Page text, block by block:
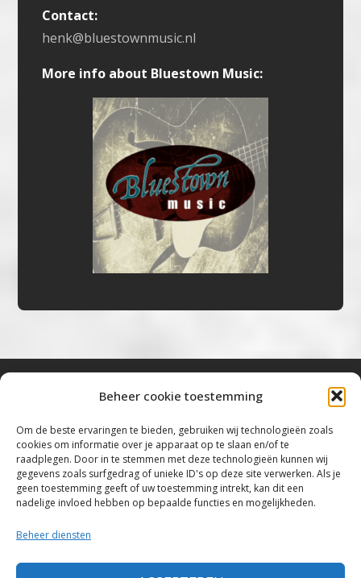
Beheer cookie toestemming
Om de beste ervaringen te bieden, gebruiken wij technologieën zoals
cookies om informatie over je apparaat op te slaan en/of te
raadplegen. Door in te stemmen met deze technologieën kunnen wij
gegevens zoals surfgedrag of unieke ID's op deze site verwerken. Als je
geen toestemming geeft of uw toestemming intrekt, kan dit een
nadelige invloed hebben op bepaalde functies en mogelijkheden.
Beheer diensten
Contact:
henk@bluestownmusic.nl
More info about Bluestown Music:
“Voor de mooiste Blues, Rock, Roots &
Americana”
Copyright 2019 – 2026 Bluestown Music – All